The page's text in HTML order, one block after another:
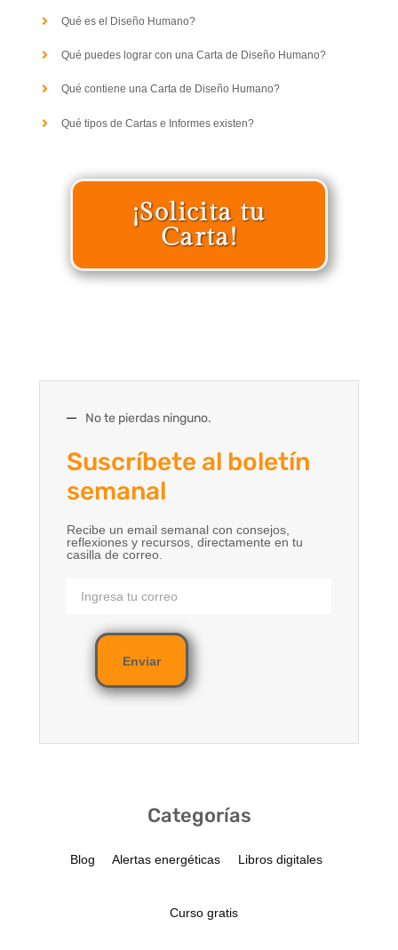
Qué es el Diseño Humano?
Qué puedes lograr con una Carta de Diseño Humano?
Qué contiene una Carta de Diseño Humano?
Qué tipos de Cartas e Informes existen?
¡Solicita tu
Carta!
No te pierdas ninguno.
Suscríbete al boletín
semanal
Recibe un email semanal con consejos,
reflexiones y recursos, directamente en tu
casilla de correo.
Enviar
Categorías
Blog Alertas energéticas Libros digitales
Curso gratis